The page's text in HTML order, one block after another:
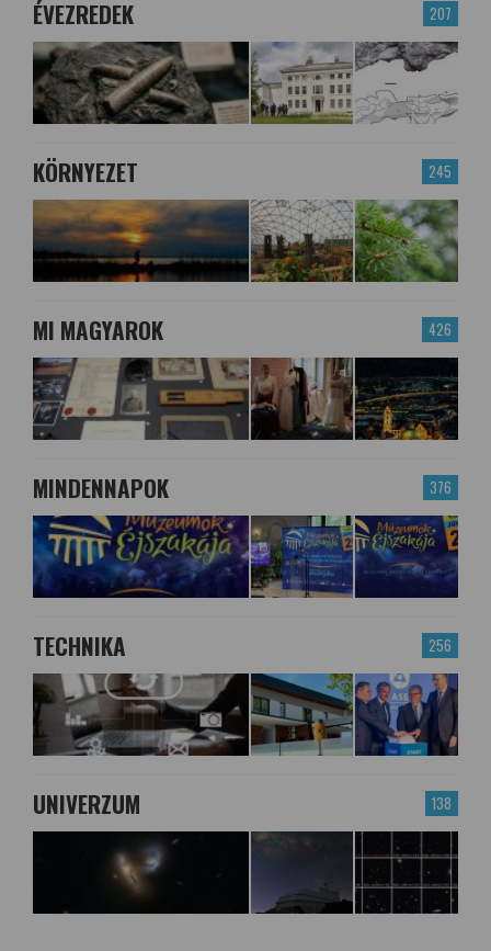
207
ÉVEZREDEK
245
KÖRNYEZET
426
MI MAGYAROK
376
MINDENNAPOK
256
TECHNIKA
138
UNIVERZUM